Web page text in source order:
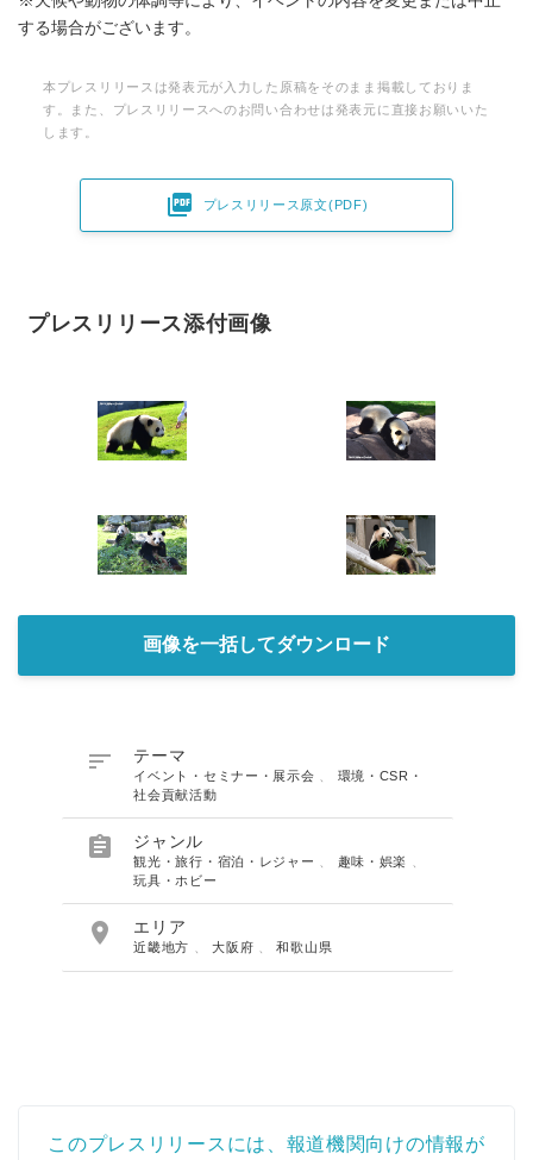
する場合がございます。
本プレスリリースは発表元が入力した原稿をそのまま掲載しておりま
す。また、プレスリリースへのお問い合わせは発表元に直接お願いいた
します。
 プレスリリース原文(PDF)
プレスリリース添付画像
画像を一括してダウンロード
 テーマ
イベント・セミナー・展示会
環境・CSR・
社会貢献活動
 ジャンル
観光・旅行・宿泊・レジャー 趣味・娯楽
玩具・ホビー
 エリア
近畿地方 、大阪府 、和歌山県
このプレスリリースには、報道機関向けの情報が